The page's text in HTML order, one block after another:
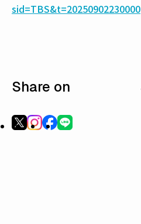
sid=TBS&t=20250902230000
Share on